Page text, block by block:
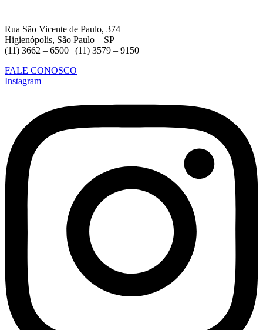
Rua São Vicente de Paulo, 374
Higienópolis, São Paulo – SP
(11) 3662 – 6500 | (11) 3579 – 9150
FALE CONOSCO
Instagram